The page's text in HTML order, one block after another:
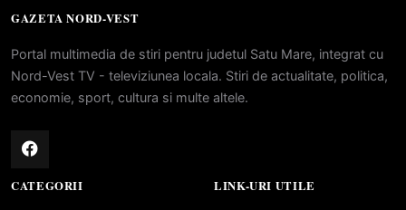
GAZETA NORD-VEST
Portal multimedia de stiri pentru judetul Satu Mare, integrat cu
Nord-Vest TV - televiziunea locala. Stiri de actualitate, politica,
economie, sport, cultura si multe altele.
CATEGORII LINK-URI UTILE